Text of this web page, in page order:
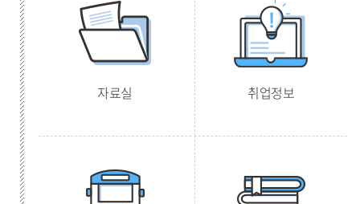
자료실 취업정보